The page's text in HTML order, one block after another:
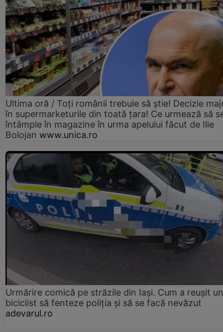
Ultima oră / Toți românii trebuie să știe! Decizie
în supermarketurile din toată țara! Ce urmează să
întâmple în magazine în urma apelului făcut de Ilie
Bolojan www.unica.ro
Urmărire comică pe străzile din Iași. Cum a reușit un
biciclist să fenteze poliția și să se facă nevăzut
adevarul.ro